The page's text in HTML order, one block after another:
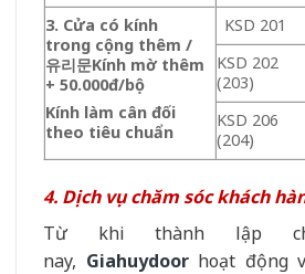
3. Cửa có kính
trong cộng thêm /
유리문Kính mờ thêm
+ 50.000đ/bộ
Kính làm cân đối
theo tiêu chuẩn
KSD 201
KSD 202
(203)
KSD 206
(204)
4. Dịch vụ chăm sóc khách
Từ khi thành lập
nay, Giahuydoorhoạt động